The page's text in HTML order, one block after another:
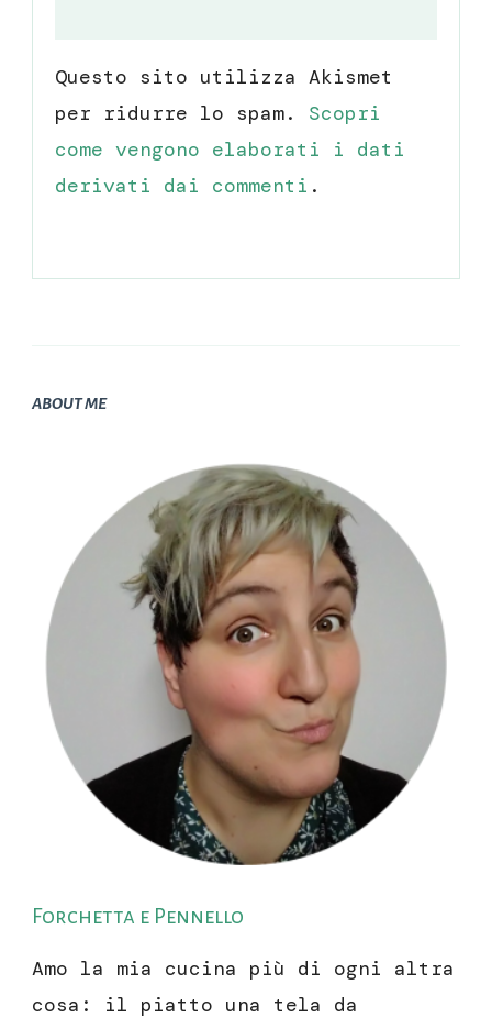
Questo sito utilizza Akismet
per ridurre lo spam. Scopri
come vengono elaborati i dati
derivati dai commenti .
ABOUT ME
Forchetta e Pennello
Amo la mia cucina più di ogni altra
cosa: il piatto una tela da